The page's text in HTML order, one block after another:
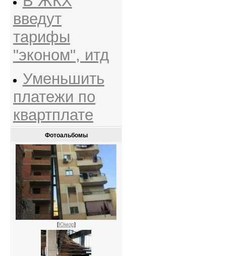
введут
тарифы
"эконом", итд
Уменьшить
платежи по
квартплате
Фотоальбомы
[Юмор]